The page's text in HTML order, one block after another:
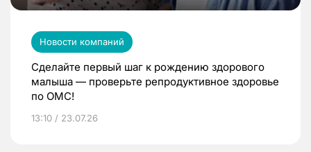
Новости компаний
Сделайте первый шаг к рождению здорового
малыша — проверьте репродуктивное здоровье
по ОМС!
13:10 / 23.07.26